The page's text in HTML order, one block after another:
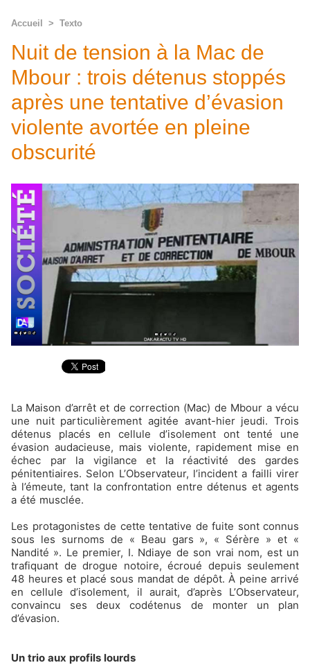
Accueil > Texto
Nuit de tension à la Mac de
Mbour : trois détenus stoppés
après une tentative d’évasion
violente avortée en pleine
obscurité
La Maison d’arrêt et de correction (Mac) de Mbour a vécu
une nuit particulièrement agitée avant-hier jeudi. Trois
détenus placés en cellule d’isolement ont tenté une
évasion audacieuse, mais violente, rapidement mise en
échec par la vigilance et la réactivité des gardes
pénitentiaires. Selon L’Observateur, l’incident a failli virer
à l’émeute, tant la confrontation entre détenus et agents
a été musclée.
Les protagonistes de cette tentative de fuite sont connus
sous les surnoms de « Beau gars », « Sérère » et «
Nandité ». Le premier, I. Ndiaye de son vrai nom, est un
trafiquant de drogue notoire, écroué depuis seulement
48 heures et placé sous mandat de dépôt. À peine arrivé
en cellule d’isolement, il aurait, d’après L’Observateur,
convaincu ses deux codétenus de monter un plan
d’évasion.
Un trio aux profils lourds